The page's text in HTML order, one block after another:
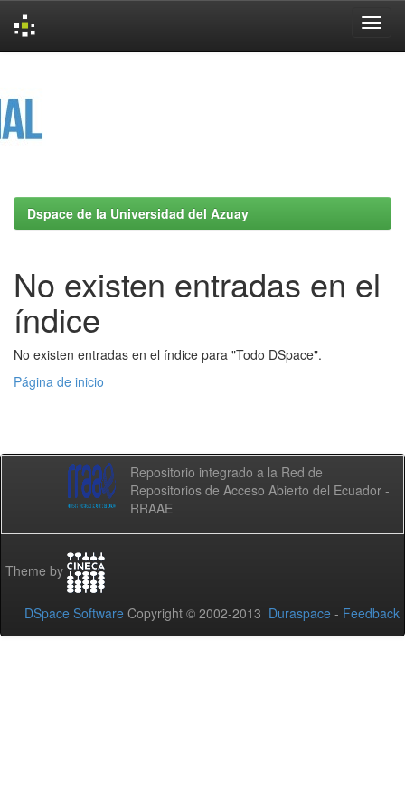
Dspace de la Universidad del Azuay
No existen entradas en el
índice
No existen entradas en el índice para "Todo DSpace".
Página de inicio
Repositorio integrado a la Red de
Repositorios de Acceso Abierto del Ecuador -
RRAAE
Theme by
DSpace Software Copyright © 2002-2013 Duraspace - Feedback